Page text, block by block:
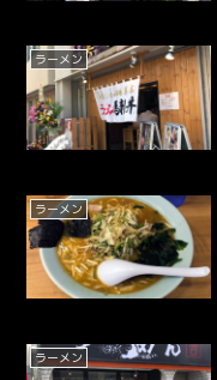
ラーメン
ラーメン
ラーメン